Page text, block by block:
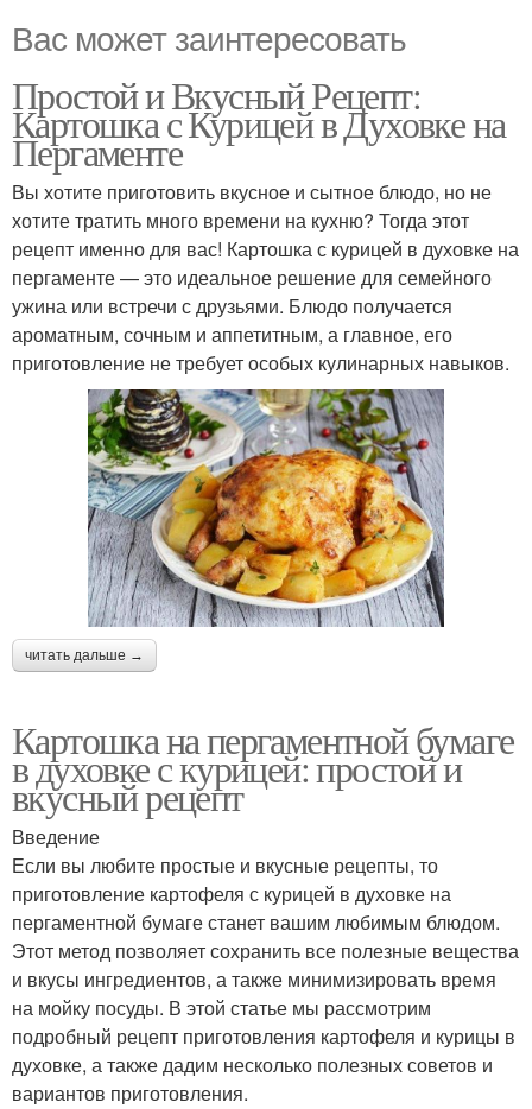
Вас может заинтересовать
Простой и Вкусный Рецепт:
Картошка с Курицей в Духовке на
Пергаменте
Вы хотите приготовить вкусное и сытное блюдо, но не
хотите тратить много времени на кухню? Тогда этот
рецепт именно для вас! Картошка с курицей в духовке на
пергаменте — это идеальное решение для семейного
ужина или встречи с друзьями. Блюдо получается
ароматным, сочным и аппетитным, а главное, его
приготовление не требует особых кулинарных навыков.
читать дальше →
Картошка на пергаментной бумаге
в духовке с курицей: простой и
вкусный рецепт
Введение
Если вы любите простые и вкусные рецепты, то
приготовление картофеля с курицей в духовке на
пергаментной бумаге станет вашим любимым блюдом.
Этот метод позволяет сохранить все полезные вещества
и вкусы ингредиентов, а также минимизировать время
на мойку посуды. В этой статье мы рассмотрим
подробный рецепт приготовления картофеля и курицы в
духовке, а также дадим несколько полезных советов и
вариантов приготовления.